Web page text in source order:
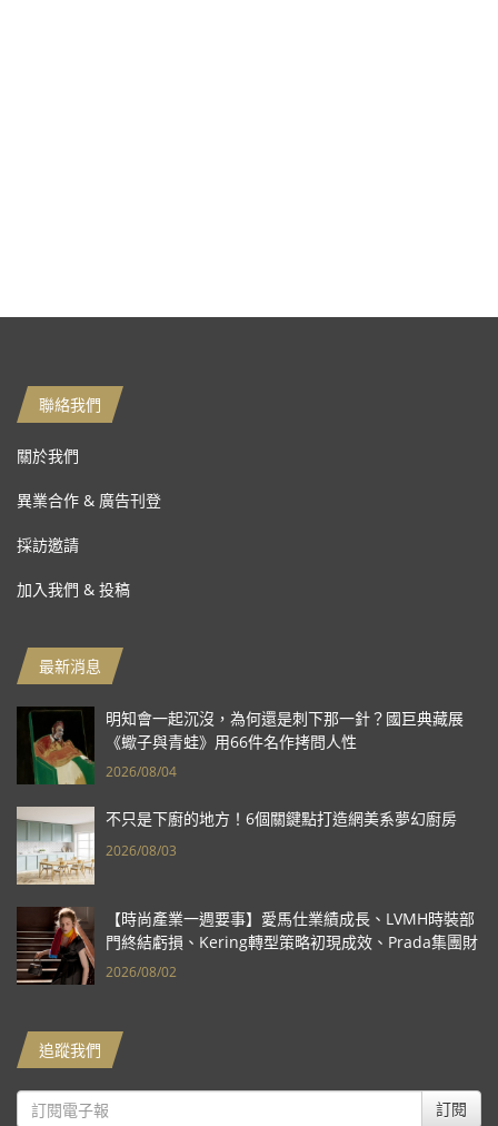
聯絡我們
關於我們
異業合作 & 廣告刊登
採訪邀請
加入我們 & 投稿
最新消息
明知會一起沉沒，為何還是刺下那一針？國巨典藏展
《蠍子與青蛙》用66件名作拷問人性
2026/08/04
不只是下廚的地方！6個關鍵點打造網美系夢幻廚房
2026/08/03
【時尚產業一週要事】愛馬仕業績成長、LVMH時裝部
門終結虧損、Kering轉型策略初現成效、Prada集團財
報亮眼
2026/08/02
追蹤我們
訂閱